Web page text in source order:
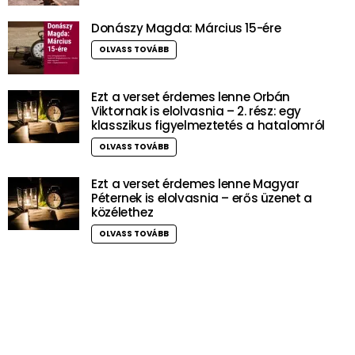
Donászy Magda: Március 15-ére
OLVASS TOVÁBB
Ezt a verset érdemes lenne Orbán
Viktornak is elolvasnia – 2. rész: egy
klasszikus figyelmeztetés a hatalomról
OLVASS TOVÁBB
Ezt a verset érdemes lenne Magyar
Péternek is elolvasnia – erős üzenet a
közélethez
OLVASS TOVÁBB